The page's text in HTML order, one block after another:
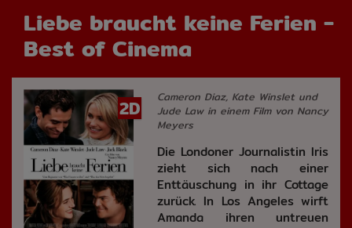
Liebe braucht keine Ferien -
Best of Cinema
2D
Cameron Diaz, Kate Winslet und
Jude Law in einem Film von Nancy
Meyers
Die Londoner Journalistin Iris
zieht sich nach einer
Enttäuschung in ihr Cottage
zurück. In Los Angeles wirft
Amanda ihren untreuen